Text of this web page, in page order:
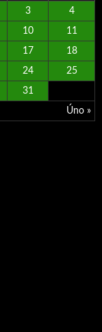
Úno »
3 4
10 11
17 18
24 25
31